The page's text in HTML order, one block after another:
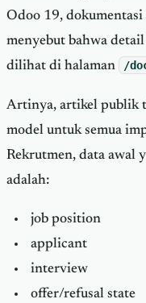
Odoo 19,
menyebut bahwa
dilihat di halaman
/
Artinya, artikel publik
model untuk semua
Rekrutmen, data awal
adalah:
job position
applicant
interview
offer/refusal state